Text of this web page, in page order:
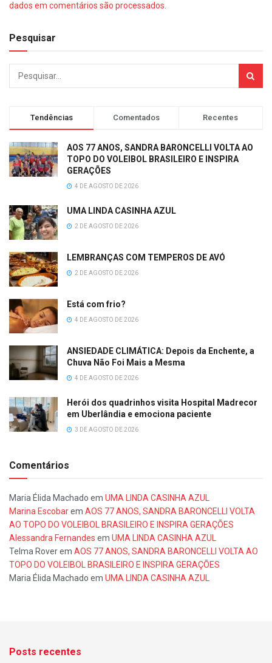
dados em comentários são processados
Pesquisar
Tendências Comentados Recentes
AOS 77 ANOS, SANDRA BARONCELLI VOLTA AO
TOPO DO VOLEIBOL BRASILEIRO E INSPIRA
GERAÇÕES
4 DE AGOSTO DE 2026
UMA LINDA CASINHA AZUL
2 DE AGOSTO DE 2026
LEMBRANÇAS COM TEMPEROS DE AVÓ
2 DE AGOSTO DE 2026
Está com frio?
4 DE AGOSTO DE 2026
ANSIEDADE CLIMÁTICA: Depois da Enchente, a
Chuva Não Foi Mais a Mesma
4 DE AGOSTO DE 2026
Herói dos quadrinhos visita Hospital Madrecor
em Uberlândia e emociona paciente
3 DE AGOSTO DE 2026
Comentários
Maria Élida Machado em UMA LINDA CASINHA AZUL
Marina Escobarem AOS 77 ANOS, SANDRA BARONCELLI VOLTA
AO TOPO DO VOLEIBOL BRASILEIRO E INSPIRA GERAÇÕES
Alessandra Fernandes em UMA LINDA CASINHA AZUL
Telma Roverem AOS 77 ANOS, SANDRA BARONCELLI VOLTA AO
TOPO DO VOLEIBOL BRASILEIRO E INSPIRA GERAÇÕES
Maria Élida Machado em UMA LINDA CASINHA AZUL
Posts recentes